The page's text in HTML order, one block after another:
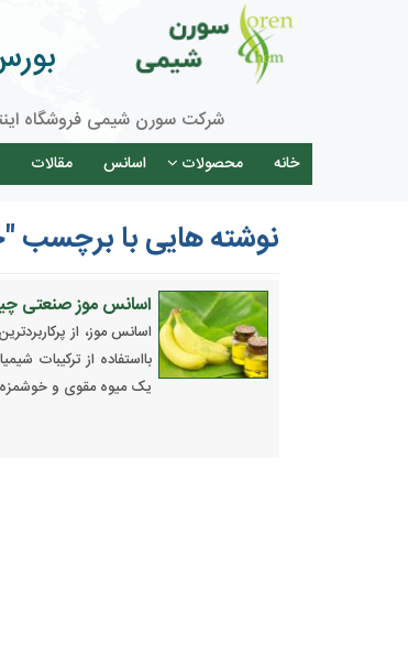
شرکت سورن شیمی فروشگاه
خانه محصولات اسانس مقالات
نوشته هایی با برچسب
اسانس موز صنعتی
اسانس موز، از
بااستفاده از ترکیبات
یک میوه مقوی و